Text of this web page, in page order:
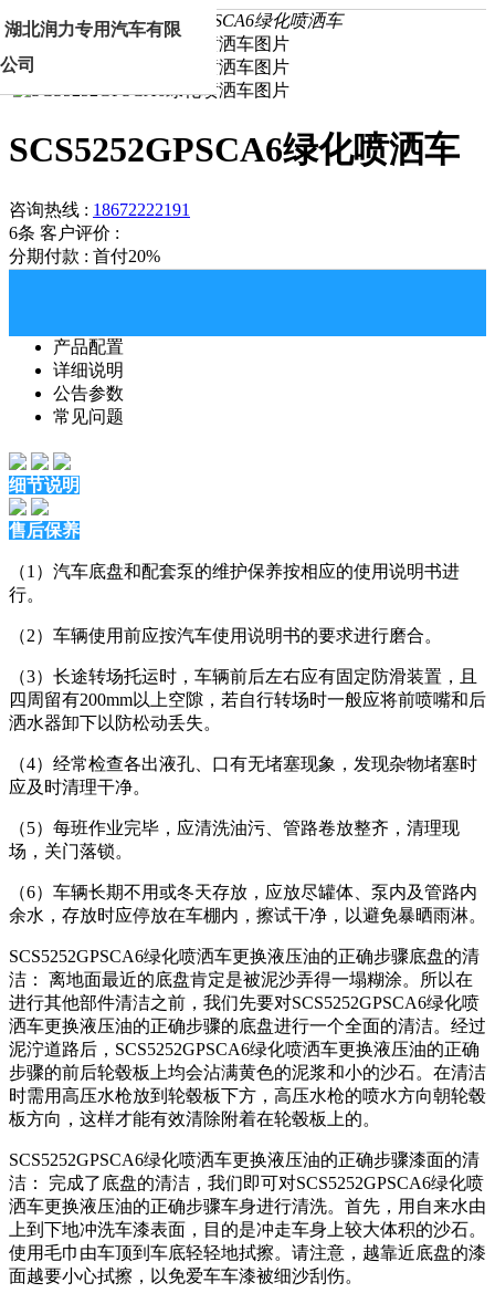
湖北润力专用汽车有限
公司
首页 产品中心 SCS5252GPSCA6绿化喷洒车
SCS5252GPSCA6绿化喷洒车
咨询热线 : 18672222191
6条 客户评价 :
分期付款 : 首付20%
产品配置
详细说明
公告参数
常见问题
细节说明
售后保养
（1）汽车底盘和配套泵的维护保养按相应的使用说明书进
行。
（2）车辆使用前应按汽车使用说明书的要求进行磨合。
（3）长途转场托运时，车辆前后左右应有固定防滑装置，且
四周留有200mm以上空隙，若自行转场时一般应将前喷嘴和后
洒水器卸下以防松动丢失。
（4）经常检查各出液孔、口有无堵塞现象，发现杂物堵塞时
应及时清理干净。
（5）每班作业完毕，应清洗油污、管路卷放整齐，清理现
场，关门落锁。
（6）车辆长期不用或冬天存放，应放尽罐体、泵内及管路内
余水，存放时应停放在车棚内，擦试干净，以避免暴晒雨淋。
SCS5252GPSCA6绿化喷洒车更换液压油的正确步骤底盘的清
洁： 离地面最近的底盘肯定是被泥沙弄得一塌糊涂。所以在
进行其他部件清洁之前，我们先要对SCS5252GPSCA6绿化喷
洒车更换液压油的正确步骤的底盘进行一个全面的清洁。经过
泥泞道路后，SCS5252GPSCA6绿化喷洒车更换液压油的正确
步骤的前后轮毂板上均会沾满黄色的泥浆和小的沙石。在清洁
时需用高压水枪放到轮毂板下方，高压水枪的喷水方向朝轮毂
板方向，这样才能有效清除附着在轮毂板上的。
SCS5252GPSCA6绿化喷洒车更换液压油的正确步骤漆面的清
洁： 完成了底盘的清洁，我们即可对SCS5252GPSCA6绿化喷
洒车更换液压油的正确步骤车身进行清洗。首先，用自来水由
上到下地冲洗车漆表面，目的是冲走车身上较大体积的沙石。
使用毛巾由车顶到车底轻轻地拭擦。请注意，越靠近底盘的漆
面越要小心拭擦，以免爱车车漆被细沙刮伤。